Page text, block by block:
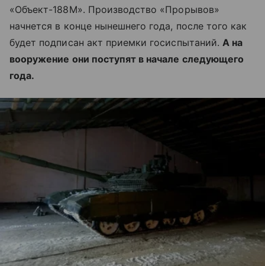
«Объект-188М». Производство «Прорывов»
начнется в конце нынешнего года, после того как
будет подписан акт приемки госиспытаний. А на
вооружение они поступят в начале следующего
года.